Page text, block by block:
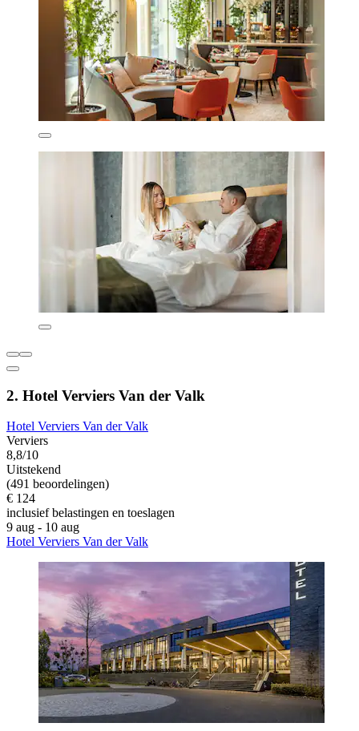
2. Hotel Verviers Van der Valk
Hotel Verviers Van der Valk
Verviers
8,8/10
Uitstekend
(491 beoordelingen)
€ 124
inclusief belastingen en toeslagen
9 aug - 10 aug
Hotel Verviers Van der Valk